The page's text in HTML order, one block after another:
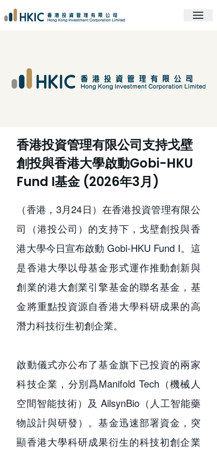
香港投資管理有限公司支持戈壁
創投與香港大學啟動Gobi-HKU
Fund I基金 (2026年3月)
（香港，3月24日）在香港投資管理有限公
司（港投公司）的支持下，戈壁創投與香
港大學今日宣布啟動 Gobi-HKU Fund I。這
是香港大學以母基金形式運作推動創新與
創業的港大創業引擎基金的聯名基金，基
金將重點投資源自香港大學科研成果的高
潛力科技衍生初創企業。
啟動儀式亦公布了基金旗下已投資的兩家
科技企業，分別爲Manifold Tech（機械人
空間智能技術）及 AilsynBio（人工智能藥
物設計與研發）。基金迅速部署資金，突
顯香港大學科研成果衍生的科技初創企業